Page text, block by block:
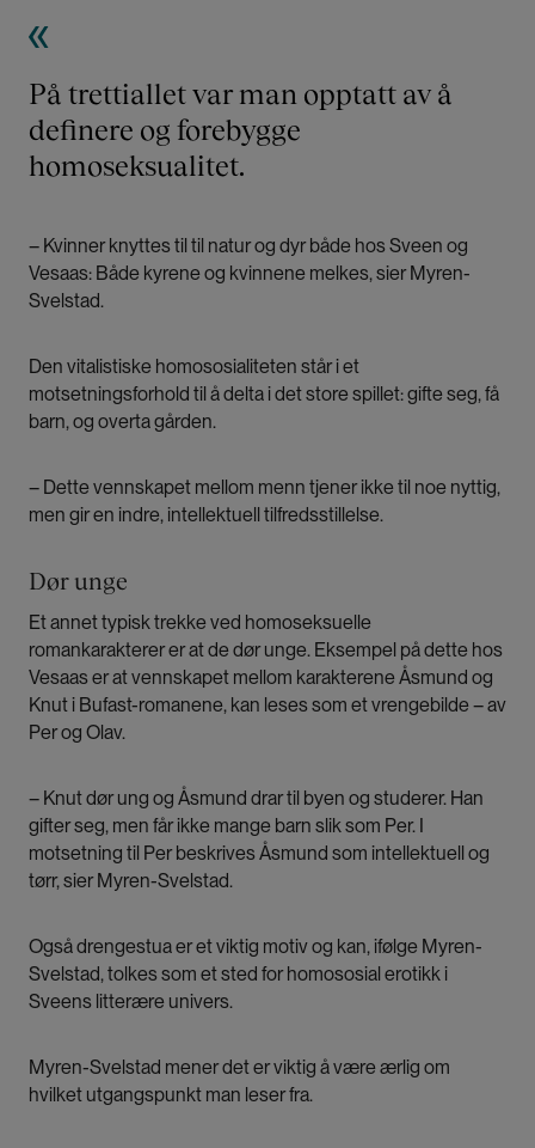
På trettiallet var man opptatt av å
definere og forebygge
homoseksualitet.
– Kvinner knyttes til til natur og dyr både hos Sveen og
Vesaas: Både kyrene og kvinnene melkes, sier Myren-
Svelstad.
Den vitalistiske homososialiteten står i et
motsetningsforhold til å delta i det store spillet: gifte seg, få
barn, og overta gården.
– Dette vennskapet mellom menn tjener ikke til noe nyttig,
men gir en indre, intellektuell tilfredsstillelse.
Dør unge
Et annet typisk trekke ved homoseksuelle
romankarakterer er at de dør unge. Eksempel på dette hos
Vesaas er at vennskapet mellom karakterene Åsmund og
Knut i Bufast-romanene, kan leses som et vrengebilde – av
Per og Olav.
– Knut dør ung og Åsmund drar til byen og studerer. Han
gifter seg, men får ikke mange barn slik som Per. I
motsetning til Per beskrives Åsmund som intellektuell og
tørr, sier Myren-Svelstad.
Også drengestua er et viktig motiv og kan, ifølge Myren-
Svelstad, tolkes som et sted for homososial erotikk i
Sveens litterære univers.
Myren-Svelstad mener det er viktig å være ærlig om
hvilket utgangspunkt man leser fra.